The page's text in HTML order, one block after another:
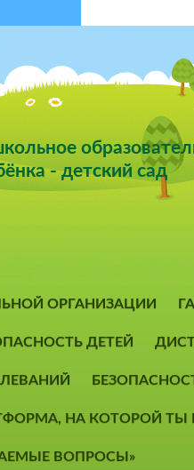
- детский сад
ОРГАНИЗАЦИИ
ДЕТЕЙ
НА КОТОРОЙ
ВОПРОСЫ»